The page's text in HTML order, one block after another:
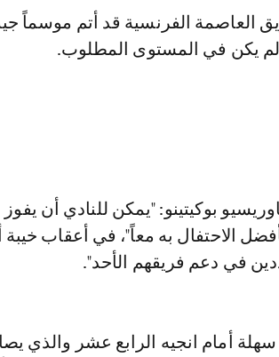
العاصمة الفرنسية قد أتم موسماً
لم يكن في المستوى المطلوب.
بوكيتينو: "يمكن للنادي أن يفوز
الاحتفال به معاً"، في أعقاب خيبة
في دعم فريقهم الأحد".
أمام انجيه الرابع عشر والذي